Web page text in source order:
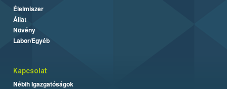
Élelmiszer
Állat
Növény
Labor/Egyéb
Kapcsolat
Nébih Igazgatóságok